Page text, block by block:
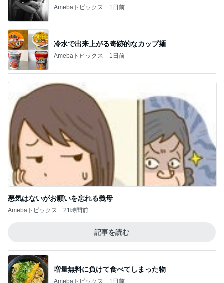
Amebaトピックス 1日前
冷水で出来上がる奇跡的なカップ麺
Amebaトピックス 1日前
悪気はないがお願いを忘れる義母
Amebaトピックス 21時間前
記事を読む
増量無料に負けて食べてしまった物
Amebaトピックス 1日前